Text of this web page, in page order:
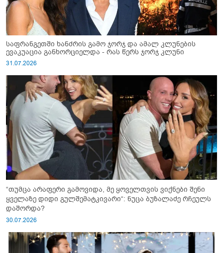
საფრანგეთში ხანძრის გამო ჯორჯ და ამალ კლუნების
ევაკუაცია განხორციელდა - რას წერს ჯორჯ კლუნი
31.07.2026
“თუმცა არაფერი გამოვიდა, მე ყოველთვის ვიქნები შენი
ყველაზე დიდი გულშემატკივარი“: ნუცა ბუზალაძე რჩეულს
დაშორდა?
30.07.2026